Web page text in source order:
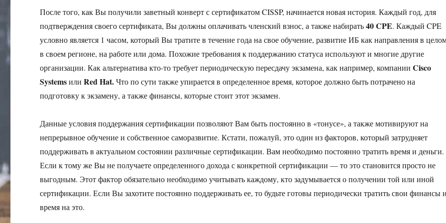
После того, как Вы получили заветный конверт с сертификатом CISSP, начинается новая история. Каждый год, для
подтверждения своего сертификата, Вы должны оплачивать членский взнос, а также набирать40 CPE. Каждый CPE
условно является 1 часом, который Вы тратите в течение года на свое обучение, развитие ИБ как направления в
в своем регионе, на работе или дома. Похожие требования к поддержанию статуса используют и многие другие
организации. Как альтернатива кто-то требует периодическую пересдачу экзамена, как например, компанииCisco
SystemsилиRed Hat.Что по сути также упирается в определенное время, которое должно быть потрачено на
подготовку к экзамену, а также финансы, которые стоит этот экзамен.
Данные условия поддержания сертификации позволяют Вам быть постоянно в «тонусе», а также мотивируют на
непрерывное обучение и собственное саморазвитие. Кстати, пожалуй, это один из факторов, который затрудняет
поддерживать в актуальном состоянии различные сертификации. Вам необходимо постоянно тратить время и деньги.
Если к тому же Вы не получаете определенного дохода с конкретной сертификации — то это становится просто не
выгодным. Этот фактор обязательно необходимо учитывать каждому, кто задумывается о получении той или иной
сертификации. Если Вы захотите постоянно поддерживать ее, то будьте готовы периодически тратить свои финансы
время на это.